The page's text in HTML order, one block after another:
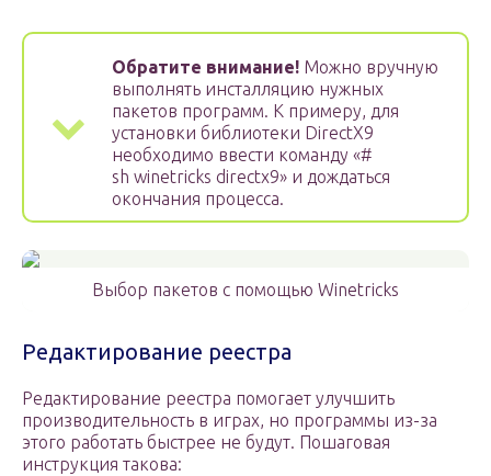
Обратите внимание! Можно вручную
выполнять инсталляцию нужных
пакетов программ. К примеру, для
установки библиотеки DirectX9
необходимо ввести команду «#
sh winetricks directx9» и дождаться
окончания процесса.
Выбор пакетов с помощью Winetricks
Редактирование реестра
Редактирование реестра помогает улучшить
производительность в играх, но программы из-за
этого работать быстрее не будут. Пошаговая
инструкция такова: